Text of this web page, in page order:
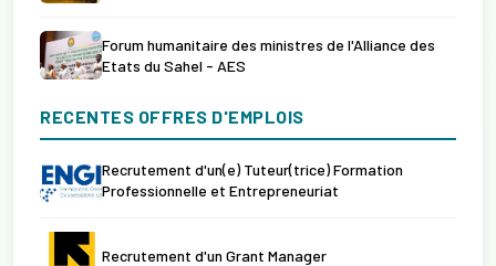
Forum humanitaire des ministres de l'Alliance des
Etats du Sahel - AES
RECENTES OFFRES D'EMPLOIS
Recrutement d'un(e) Tuteur(trice) Formation
Professionnelle et Entrepreneuriat
Recrutement d'un Grant Manager